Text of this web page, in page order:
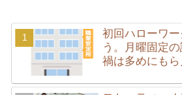
初回ハローワ
う。月曜固定
禍は多めにも